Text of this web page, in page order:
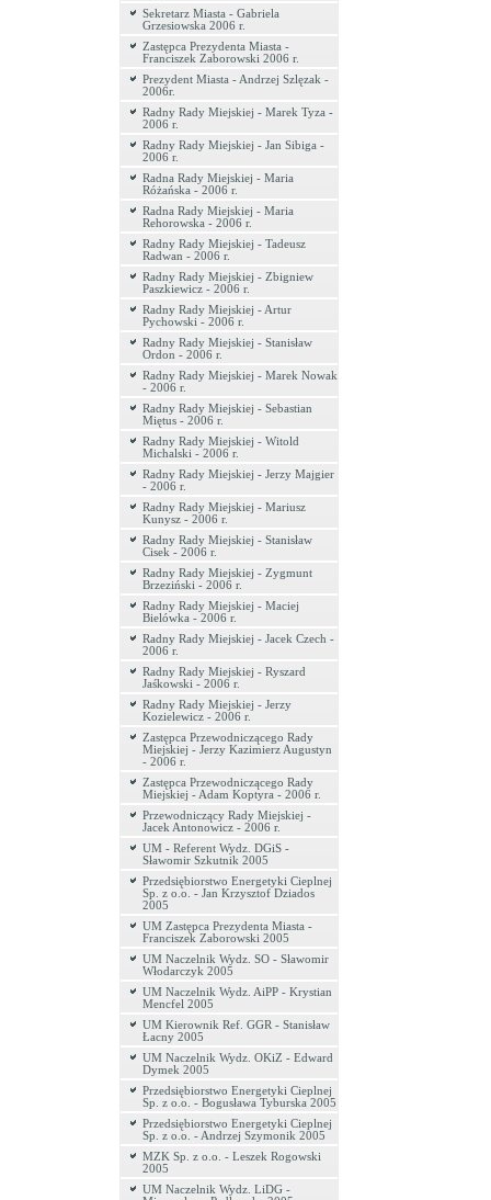
Sekretarz Miasta - Gabriela
Grzesiowska 2006 r.
Zastępca Prezydenta Miasta -
Franciszek Zaborowski 2006 r.
Prezydent Miasta - Andrzej Szlęzak -
2006r.
Radny Rady Miejskiej - Marek Tyza -
2006 r.
Radny Rady Miejskiej - Jan Sibiga -
2006 r.
Radna Rady Miejskiej - Maria
Różańska - 2006 r.
Radna Rady Miejskiej - Maria
Rehorowska - 2006 r.
Radny Rady Miejskiej - Tadeusz
Radwan - 2006 r.
Radny Rady Miejskiej - Zbigniew
Paszkiewicz - 2006 r.
Radny Rady Miejskiej - Artur
Pychowski - 2006 r.
Radny Rady Miejskiej - Stanisław
Ordon - 2006 r.
Radny Rady Miejskiej - Marek Nowak
- 2006 r.
Radny Rady Miejskiej - Sebastian
Miętus - 2006 r.
Radny Rady Miejskiej - Witold
Michalski - 2006 r.
Radny Rady Miejskiej - Jerzy Majgier
- 2006 r.
Radny Rady Miejskiej - Mariusz
Kunysz - 2006 r.
Radny Rady Miejskiej - Stanisław
Cisek - 2006 r.
Radny Rady Miejskiej - Zygmunt
Brzeziński - 2006 r.
Radny Rady Miejskiej - Maciej
Bielówka - 2006 r.
Radny Rady Miejskiej - Jacek Czech -
2006 r.
Radny Rady Miejskiej - Ryszard
Jaśkowski - 2006 r.
Radny Rady Miejskiej - Jerzy
Kozielewicz - 2006 r.
Zastępca Przewodniczącego Rady
Miejskiej - Jerzy Kazimierz Augustyn
- 2006 r.
Zastępca Przewodniczącego Rady
Miejskiej - Adam Koptyra - 2006 r.
Przewodniczący Rady Miejskiej -
Jacek Antonowicz - 2006 r.
UM - Referent Wydz. DGiS -
Sławomir Szkutnik 2005
Przedsiębiorstwo Energetyki Cieplnej
Sp. z o.o. - Jan Krzysztof Dziados
2005
UM Zastępca Prezydenta Miasta -
Franciszek Zaborowski 2005
UM Naczelnik Wydz. SO - Sławomir
Włodarczyk 2005
UM Naczelnik Wydz. AiPP - Krystian
Mencfel 2005
UM Kierownik Ref. GGR - Stanisław
Łacny 2005
UM Naczelnik Wydz. OKiZ - Edward
Dymek 2005
Przedsiębiorstwo Energetyki Cieplnej
Sp. z o.o. - Bogusława Tyburska 2005
Przedsiębiorstwo Energetyki Cieplnej
Sp. z o.o. - Andrzej Szymonik 2005
MZK Sp. z o.o. - Leszek Rogowski
2005
UM Naczelnik Wydz. LiDG -